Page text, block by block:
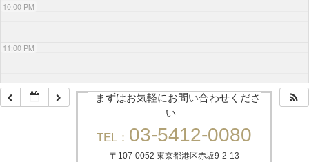
10:00 PM
11:00 PM
まずはお気軽にお問い合わせくださ
い
TEL： 03-5412-0080
〒107-0052 東京都港区赤坂9-2-13